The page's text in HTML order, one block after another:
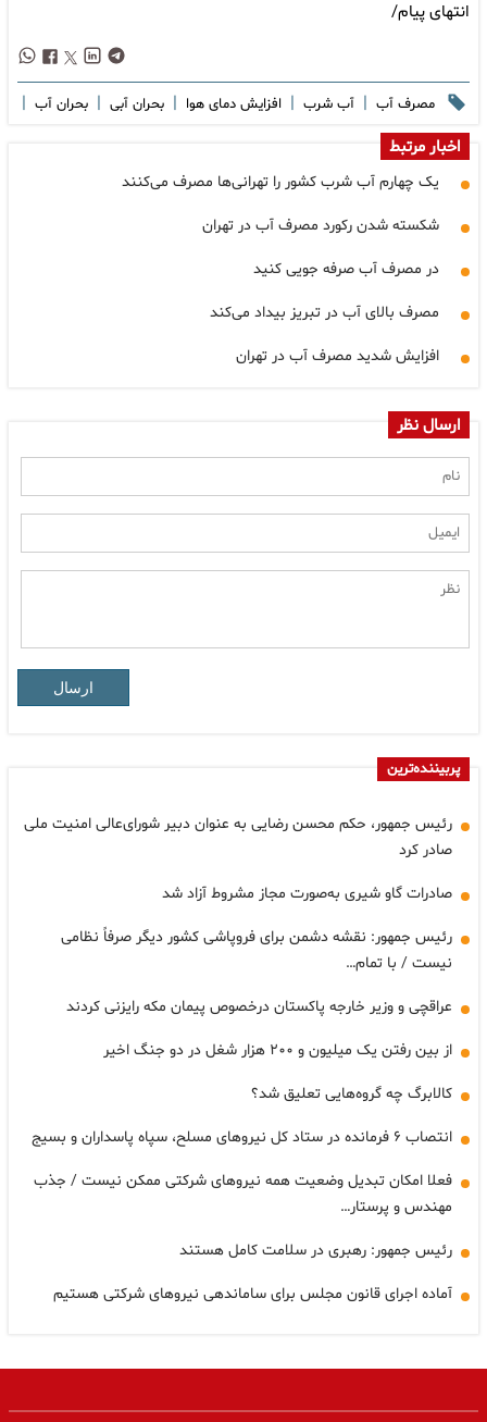
انتهای پیام/
مصرف آب | آب شرب | افزایش دمای هوا | بحران آبی | بحران آب |
اخبار مرتبط
یک چهارم آب شرب کشور را تهرانی‌ها مصرف می‌کنند
شکسته شدن رکورد مصرف آب در تهران
در مصرف آب صرفه جویی کنید
مصرف بالای آب در تبریز بیداد می‌کند
افزایش شدید مصرف آب در تهران
ارسال نظر
ارسال
پربیننده‌ترین
رئیس جمهور، حکم محسن رضایی به عنوان دبیر شورای‌عالی امنیت ملی
صادر کرد
صادرات گاو شیری به‌صورت مجاز مشروط آزاد شد
رئیس جمهور: نقشه دشمن برای فروپاشی کشور دیگر صرفاً نظامی
نیست / با تمام…
عراقچی و وزیر خارجه پاکستان درخصوص پیمان مکه رایزنی کردند
از بین رفتن یک میلیون و ۲۰۰ هزار شغل در دو جنگ اخیر
کالابرگ چه گروه‌هایی تعلیق شد؟
انتصاب ۶ فرمانده در ستاد کل نیروهای مسلح، سپاه پاسداران و بسیج
فعلا امکان تبدیل وضعیت همه نیروهای شرکتی ممکن نیست / جذب
مهندس و پرستار…
رئیس جمهور: رهبری در سلامت کامل هستند
آماده اجرای قانون مجلس برای ساماندهی نیروهای شرکتی هستیم